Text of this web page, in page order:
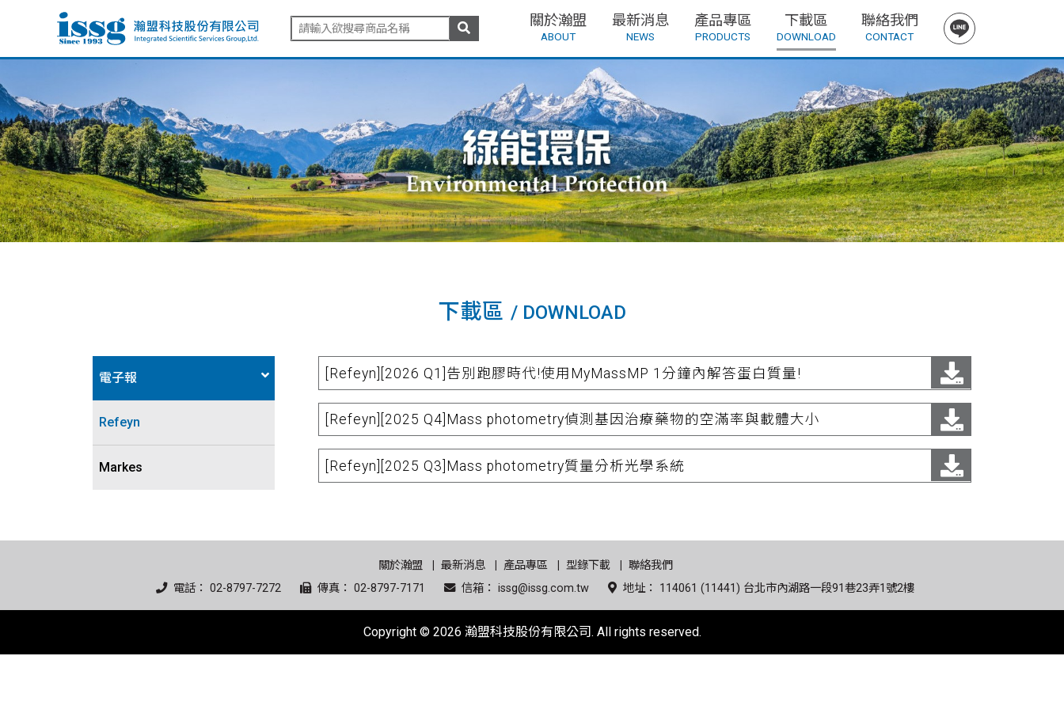
關於瀚盟
ABOUT
最新消息
NEWS
產品專區
PRODUCTS
下載區
DOWNLOAD
聯絡我們
CONTACT
下載區 / DOWNLOAD
電子報
Refeyn
Markes
[Refeyn][2026 Q1]告別跑膠時代!使用MyMassMP 1分鐘內解答蛋白質量!
[Refeyn][2025 Q4]Mass photometry偵測基因治療藥物的空滿率與載體大小
[Refeyn][2025 Q3]Mass photometry質量分析光學系統
關於瀚盟 最新消息 產品專區 型錄下載
聯絡我們
電話： 02-8797-7272
傳真： 02-8797-7171 信箱： issg@issg.com.tw 地址： 114061 (11441) 台北市內湖路一段91巷23弄1號2樓
Copyright © 2026 瀚盟科技股份有限公司. All rights reserved.